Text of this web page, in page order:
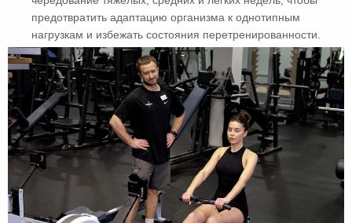
предотвратить адаптацию организма к однотипным
нагрузкам и избежать состояния перетренированности.